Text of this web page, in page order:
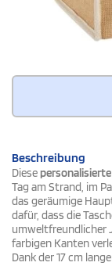
Beschreibung
Diese
Tag am Strand, im
das geräumige
dafür, dass die
umweltfreundlicher
farbigen Kanten
Dank der 17 cm